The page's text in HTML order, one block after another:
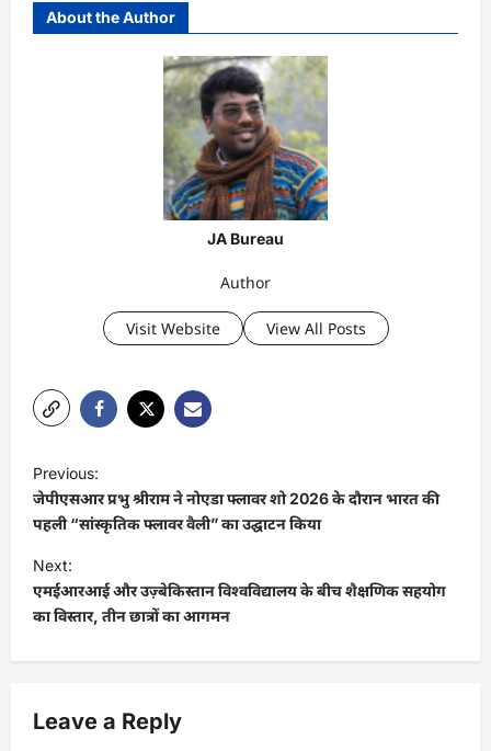
About the Author
JA Bureau
Author
Visit Website View All Posts
P
o
s
t
n
a
v
g
Previous:
जेपीएसआर प्रभु श्रीराम ने नोएडा फ्लावर शो 2026 के दौरान भारत की
पहली “सांस्कृतिक फ्लावर वैली” का उद्घाटन किया
Next:
एमईआरआई और उज़्बेकिस्तान विश्वविद्यालय के बीच शैक्षणिक सहयोग
का विस्तार, तीन छात्रों का आगमन
Leave a Reply